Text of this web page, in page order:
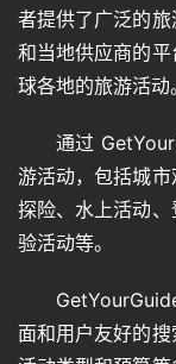
者提供了广泛的
和当地供应商的
球各地的旅游活动。
通过
游活动，包括城
探险、水上活动
验活动等。
面和用户友好的搜